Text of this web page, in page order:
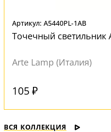
Артикул: A5440PL-1AB
Точечный светильник
Arte Lamp (Италия)
105 ₽
ВСЯ КОЛЛЕКЦИЯ